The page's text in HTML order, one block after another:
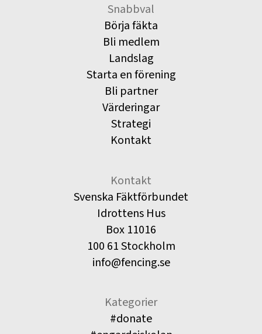
Snabbval
Börja fäkta
Bli medlem
Landslag
Starta en förening
Bli partner
Värderingar
Strategi
Kontakt
Kontakt
Svenska Fäktförbundet
Idrottens Hus
Box 11016
100 61 Stockholm
info@fencing.se
Kategorier
#donate